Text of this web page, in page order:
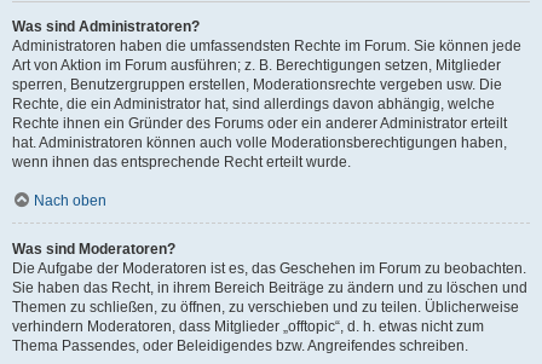
Was sind Administratoren?
Administratoren haben die umfassendsten Rechte im Forum. Sie können jede
Art von Aktion im Forum ausführen; z. B. Berechtigungen setzen, Mitglieder
sperren, Benutzergruppen erstellen, Moderationsrechte vergeben usw. Die
Rechte, die ein Administrator hat, sind allerdings davon abhängig, welche
Rechte ihnen ein Gründer des Forums oder ein anderer Administrator erteilt
hat. Administratoren können auch volle Moderationsberechtigungen haben,
wenn ihnen das entsprechende Recht erteilt wurde.
Nach oben
Was sind Moderatoren?
Die Aufgabe der Moderatoren ist es, das Geschehen im Forum zu beobachten.
Sie haben das Recht, in ihrem Bereich Beiträge zu ändern und zu löschen und
Themen zu schließen, zu öffnen, zu verschieben und zu teilen. Üblicherweise
verhindern Moderatoren, dass Mitglieder „offtopic“, d. h. etwas nicht zum
Thema Passendes, oder Beleidigendes bzw. Angreifendes schreiben.